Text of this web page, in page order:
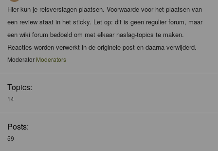
Hier kun je reisverslagen plaatsen. Voorwaarde voor het plaatsen van
een review staat in het sticky. Let op: dit is geen regulier forum, maar
een wiki forum bedoeld om met elkaar naslag-topics te maken.
Reacties worden verwerkt in de originele post en daarna verwijderd.
Moderator Moderators
Topics:
14
Posts:
59